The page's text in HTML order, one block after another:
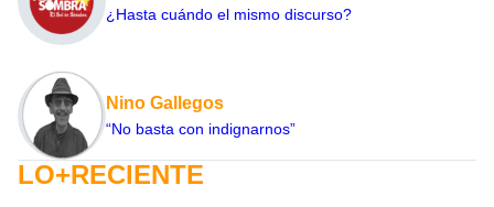
¿Hasta cuándo el mismo discurso?
Nino Gallegos
“No basta con indignarnos”
LO+RECIENTE